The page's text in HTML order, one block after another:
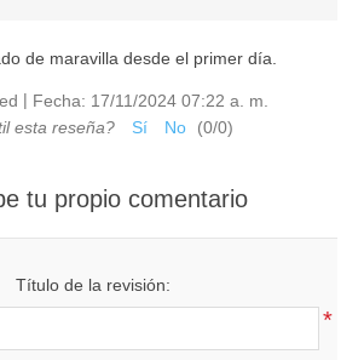
de maravilla desde el primer día.
| Fecha: 17/11/2024 07:22 a. m.
esta reseña?
Sí No (0/0)
tu propio comentario
Título de la revisión:
*